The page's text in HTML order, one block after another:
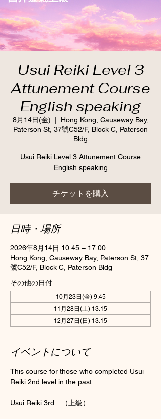
Usui Reiki Level 3
Attunement Course
English speaking
8月14日(金)
Hong Kong, Causeway Bay,
Paterson St, 37號C52/F, Block C, Paterson
Bldg
Usui Reiki Level 3 Attunement Course
English speaking
チケットを購入
日時・場所
2026年8月14日 10:45 – 17:00
Hong Kong, Causeway Bay, Paterson St, 37
號C52/F, Block C, Paterson Bldg
その他の日付
10月23日(金) 9:45
11月28日(土) 13:15
12月27日(日) 13:15
イベントについて
This course for those who completed Usui
Reiki 2nd level in the past.
Usui Reiki 3rd　（上級）